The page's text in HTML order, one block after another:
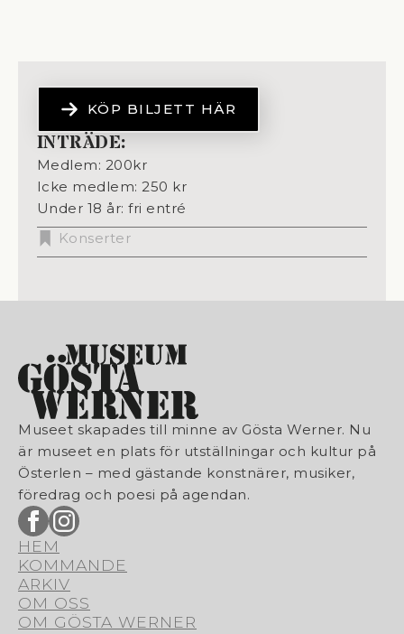
KÖP BILJETT HÄR
INTRÄDE:
Medlem: 200kr
Icke medlem: 250 kr
Under 18 år: fri entré
Konserter
Museet skapades till minne av Gösta Werner. Nu
är museet en plats för utställningar och kultur på
Österlen – med gästande konstnärer, musiker,
föredrag och poesi på agendan.
HEM
KOMMANDE
ARKIV
OM OSS
OM GÖSTA WERNER